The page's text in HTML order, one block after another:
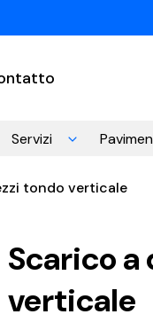
Servizi
tondo verticale
Scarico
verticale